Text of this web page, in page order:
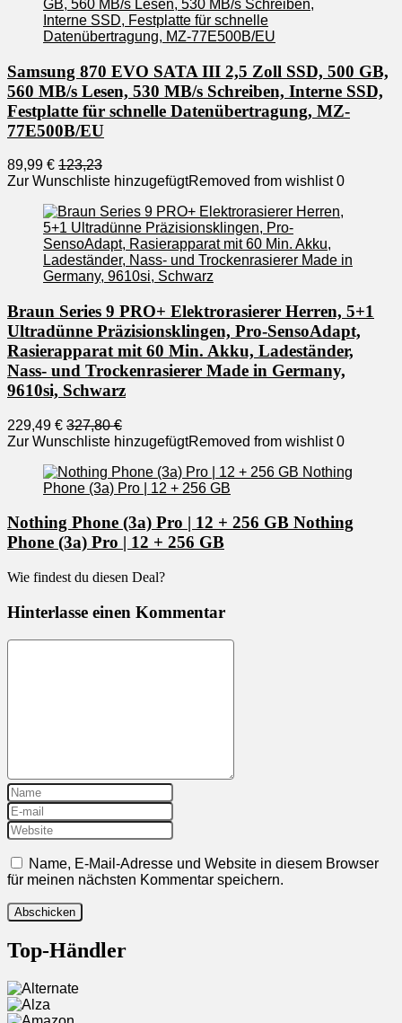
Samsung 870 EVO SATA III 2,5 Zoll SSD, 500 GB,
560 MB/s Lesen, 530 MB/s Schreiben, Interne SSD,
Festplatte für schnelle Datenübertragung, MZ-
77E500B/EU
89,99 € 123,23
Zur Wunschliste hinzugefügtRemoved from wishlist 0
Braun Series 9 PRO+ Elektrorasierer Herren, 5+1
Ultradünne Präzisionsklingen, Pro-SensoAdapt,
Rasierapparat mit 60 Min. Akku, Ladeständer,
Nass- und Trockenrasierer Made in Germany,
9610si, Schwarz
229,49 € 327,80 €
Zur Wunschliste hinzugefügtRemoved from wishlist 0
Nothing Phone (3a) Pro | 12 + 256 GB Nothing
Phone (3a) Pro | 12 + 256 GB
Wie findest du diesen Deal?
Hinterlasse einen Kommentar
Name, E-Mail-Adresse und Website in diesem Browser
für meinen nächsten Kommentar speichern.
Top-Händler